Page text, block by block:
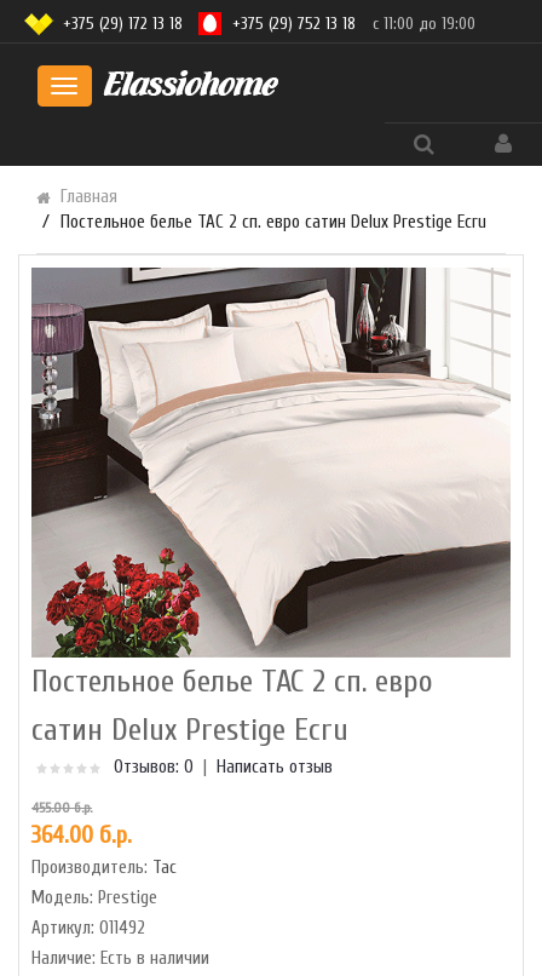
Toggle
+375 (29) 172 13 18 +375 (29) 752 13 18 с 11:00 до 19:00
Главная
Постельное белье TAC 2 сп. евро сатин Delux Prestige Ecru
Постельное белье TAC 2 сп. евро
сатин Delux Prestige Ecru
Отзывов: 0 Написать отзыв
455.00 б.р.
364.00 б.р.
Производитель: Tac
Модель: Prestige
Артикул: 011492
Наличие: Есть в наличии